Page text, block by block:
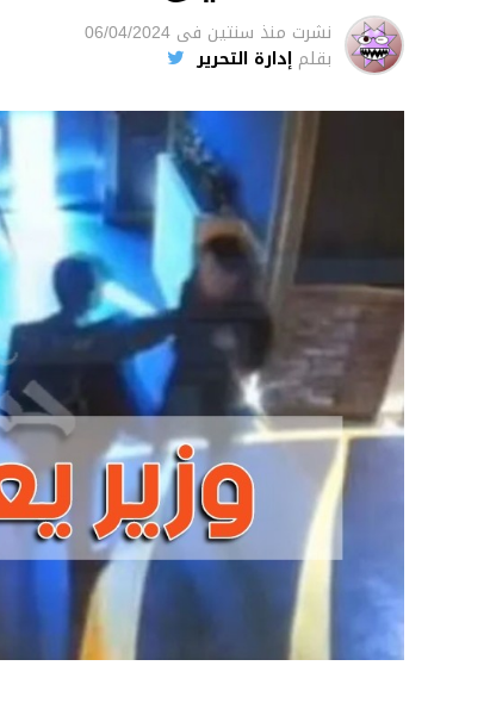
نشرت منذ سنتين فى 06/04/2024
بقلم إدارة التحرير